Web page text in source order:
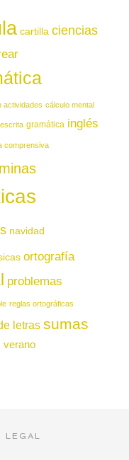
cartilla ciencias
actividades cálculo mental
gramática inglés
comprensiva
navidad
ortografía
problemas
reglas ortográficas
letras sumas
verano
LEGAL